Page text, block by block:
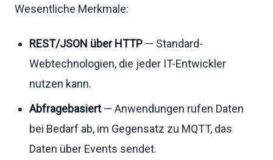
Wesentliche Merkmale:
REST/JSON über HTTP — Standard-
Webtechnologien, die jeder IT-Entwickler
nutzen kann.
Abfragebasiert— Anwendungen rufen Daten
bei Bedarf ab, im Gegensatz zu MQTT, das
Daten über Events sendet.